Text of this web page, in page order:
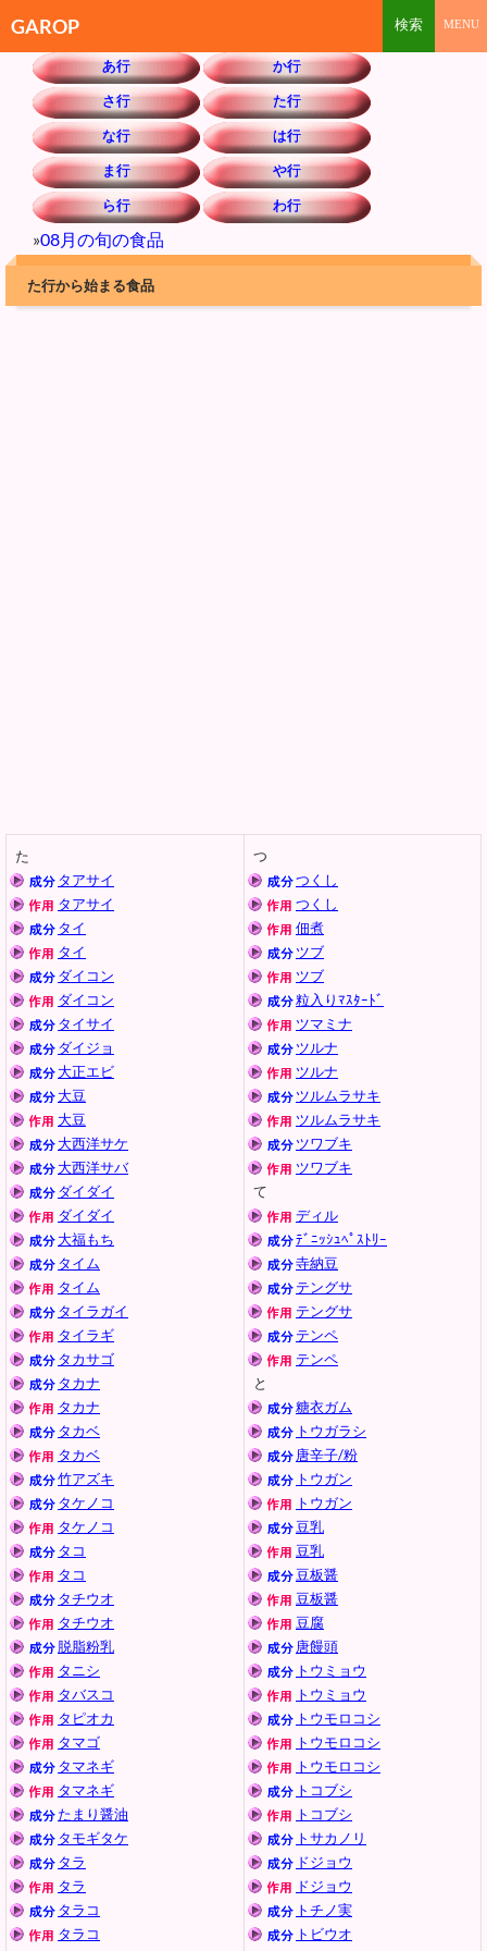
GAROP
あ行
か行
さ行
た行
な行
は行
ま行
や行
ら行
わ行
»08月の旬の食品
た行から始まる食品
た
タアサイ
タアサイ
タイ
タイ
ダイコン
ダイコン
タイサイ
ダイジョ
大正エビ
大豆
大豆
大西洋サケ
大西洋サバ
ダイダイ
ダイダイ
大福もち
タイム
タイム
タイラガイ
タイラギ
タカサゴ
タカナ
タカナ
タカベ
タカベ
竹アズキ
タケノコ
タケノコ
タコ
タコ
タチウオ
タチウオ
脱脂粉乳
タニシ
タバスコ
タピオカ
タマゴ
タマネギ
タマネギ
たまり醤油
タモギタケ
タラ
タラ
タラコ
タラコ
つ
つくし
つくし
佃煮
ツブ
ツブ
粒入りﾏｽﾀｰﾄﾞ
ツマミナ
ツルナ
ツルナ
ツルムラサキ
ツルムラサキ
ツワブキ
ツワブキ
て
ディル
ﾃﾞﾆｯｼｭﾍﾟｽﾄﾘｰ
寺納豆
テングサ
テングサ
テンペ
テンペ
と
糖衣ガム
トウガラシ
唐辛子/粉
トウガン
トウガン
豆乳
豆乳
豆板醤
豆板醤
豆腐
唐饅頭
トウミョウ
トウミョウ
トウモロコシ
トウモロコシ
トウモロコシ
トコブシ
トコブシ
トサカノリ
ドジョウ
ドジョウ
トチノ実
トビウオ